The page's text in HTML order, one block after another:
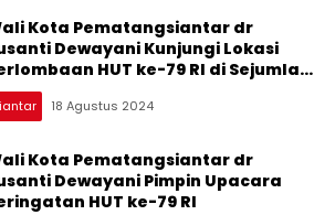
Kota Pematangsiantar dr
Dewayani Kunjungi Lokasi
HUT ke-79 RI di Sejumlah
18 Agustus 2024
Kota Pematangsiantar dr
Dewayani Pimpin Upacara
HUT ke-79 RI